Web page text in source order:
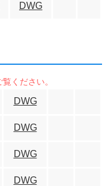
DWG
DWG
DWG
DWG
DWG